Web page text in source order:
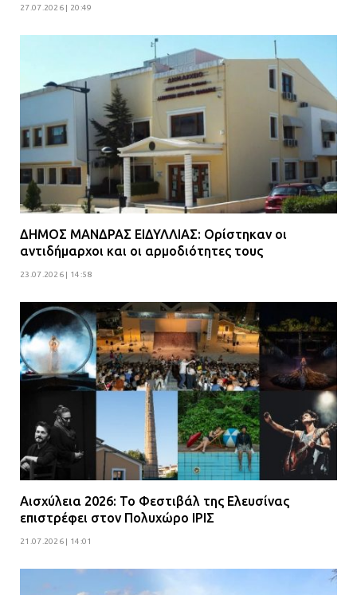
27.07.2026 | 20:49
ΔΗΜΟΣ ΜΑΝΔΡΑΣ ΕΙΔΥΛΛΙΑΣ: Ορίστηκαν οι
αντιδήμαρχοι και οι αρμοδιότητες τους
23.07.2026 | 14:58
Αισχύλεια 2026: Το Φεστιβάλ της Ελευσίνας
επιστρέφει στον Πολυχώρο ΙΡΙΣ
21.07.2026 | 14:01